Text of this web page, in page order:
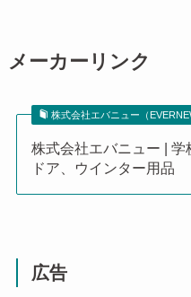
メーカーリンク
株式会社エバニュー（
株式会社エバニュー | 学
ドア、ウインター用品
広告